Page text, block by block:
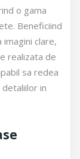
o gama
Beneficiind
clare,
realizata de
sa redea
in